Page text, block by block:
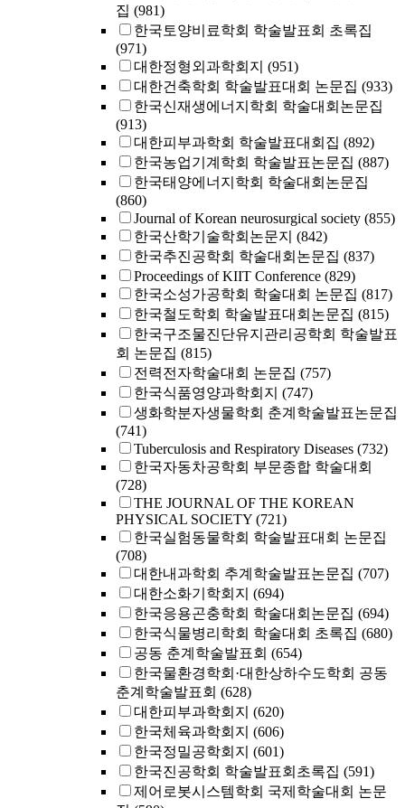
집 (981)
한국토양비료학회 학술발표회 초록집
(971)
대한정형외과학회지 (951)
대한건축학회 학술발표대회 논문집 (933)
한국신재생에너지학회 학술대회논문집
(913)
대한피부과학회 학술발표대회집 (892)
한국농업기계학회 학술발표논문집 (887)
한국태양에너지학회 학술대회논문집
(860)
Journal of Korean neurosurgical society (855)
한국산학기술학회논문지 (842)
한국추진공학회 학술대회논문집 (837)
Proceedings of KIIT Conference (829)
한국소성가공학회 학술대회 논문집 (817)
한국철도학회 학술발표대회논문집 (815)
한국구조물진단유지관리공학회 학술발표
회 논문집 (815)
전력전자학술대회 논문집 (757)
한국식품영양과학회지 (747)
생화학분자생물학회 춘계학술발표논문집
(741)
Tuberculosis and Respiratory Diseases (732)
한국자동차공학회 부문종합 학술대회
(728)
THE JOURNAL OF THE KOREAN
PHYSICAL SOCIETY (721)
한국실험동물학회 학술발표대회 논문집
(708)
대한내과학회 추계학술발표논문집 (707)
대한소화기학회지 (694)
한국응용곤충학회 학술대회논문집 (694)
한국식물병리학회 학술대회 초록집 (680)
공동 춘계학술발표회 (654)
한국물환경학회·대한상하수도학회 공동
춘계학술발표회 (628)
대한피부과학회지 (620)
한국체육과학회지 (606)
한국정밀공학회지 (601)
한국진공학회 학술발표회초록집 (591)
제어로봇시스템학회 국제학술대회 논문